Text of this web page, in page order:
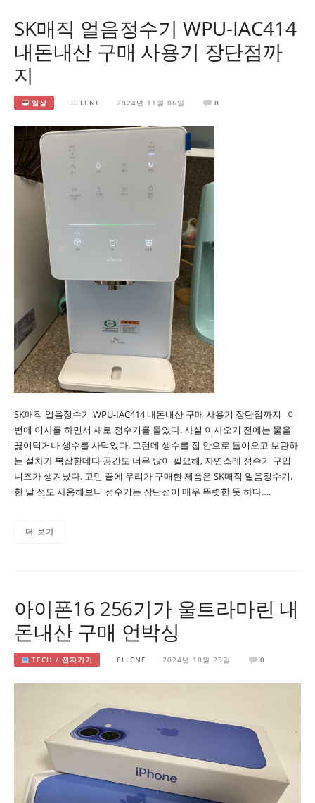
SK매직 얼음정수기 WPU-IAC414
내돈내산 구매 사용기 장단점까
지
일상 ELLENE 2024년 11월 06일 0
SK매직 얼음정수기 WPU-IAC414 내돈내산 구매 사용기 장단점까지 이
번에 이사를 하면서 새로 정수기를 들였다. 사실 이사오기 전에는 물을
끓여먹거나 생수를 사먹었다. 그런데 생수를 집 안으로 들여오고 보관하
는 절차가 복잡한데다 공간도 너무 많이 필요해, 자연스레 정수기 구입
니즈가 생겨났다. 고민 끝에 우리가 구매한 제품은 SK매직 얼음정수기.
한 달 정도 사용해보니 정수기는 장단점이 매우 뚜렷한 듯 하다….
더 보기
아이폰16 256기가 울트라마린 내
돈내산 구매 언박싱
TECH / 전자기기 ELLENE 2024년 10월 23일 0